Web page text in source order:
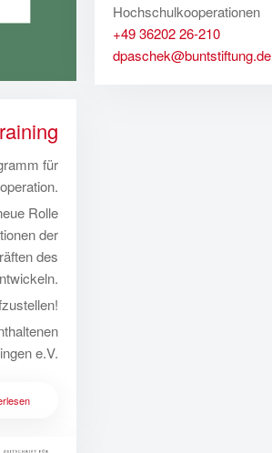
für
Rolle
der
des
e.V.
Hochschulkooperationen
+49 36202 26-210
dpaschek@buntstiftung.de